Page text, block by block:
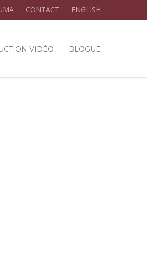
CONTACT ENGLISH
VIDÉO BLOGUE